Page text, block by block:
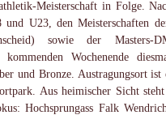
Meisterschaft in Folge.
U23, den Meisterschaften
sowie der Masters-
Wochenende
und Bronze. Austragungsort ist
Aus heimischer Sicht
Hochsprungass Falk